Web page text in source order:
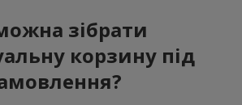
зібрати
корзину під